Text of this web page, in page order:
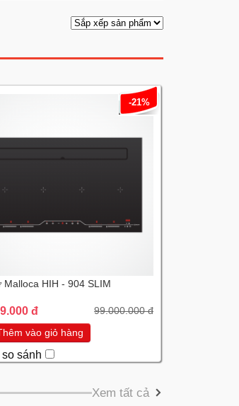
-21%
Malloca HIH - 904 SLIM
đ 99.000.000 đ
vào giỏ hàng
sánh
Xem tất cả